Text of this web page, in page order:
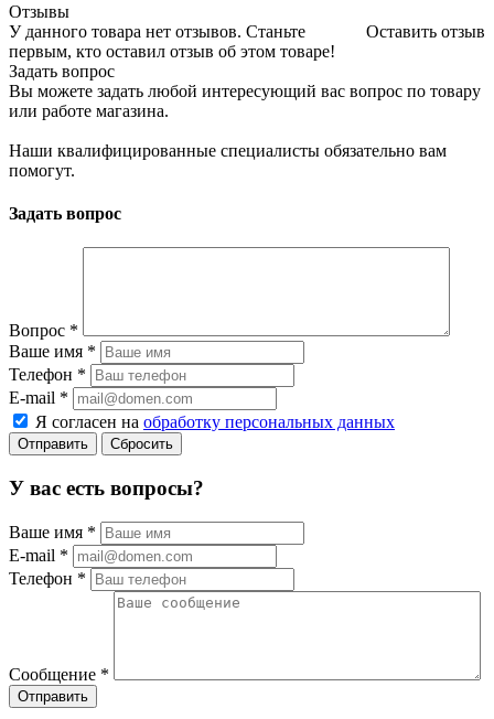
Отзывы
Оставить отзыв
У данного товара нет отзывов. Станьте
первым, кто оставил отзыв об этом товаре!
Задать вопрос
Вы можете задать любой интересующий вас вопрос по товару
или работе магазина.
Наши квалифицированные специалисты обязательно вам
помогут.
Задать вопрос
Вопрос *
Ваше имя *
Телефон *
E-mail *
Я согласен на обработку персональных данных
Сбросить
У вас есть вопросы?
Ваше имя *
E-mail *
Телефон *
Сообщение *